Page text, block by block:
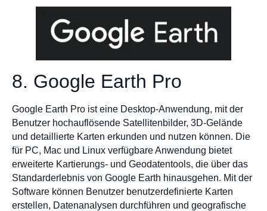
8. Google Earth Pro
Google Earth Pro ist eine Desktop-Anwendung, mit der
Benutzer hochauflösende Satellitenbilder, 3D-Gelände
und detaillierte Karten erkunden und nutzen können. Die
für PC, Mac und Linux verfügbare Anwendung bietet
erweiterte Kartierungs- und Geodatentools, die über das
Standarderlebnis von Google Earth hinausgehen. Mit der
Software können Benutzer benutzerdefinierte Karten
erstellen, Datenanalysen durchführen und geografische